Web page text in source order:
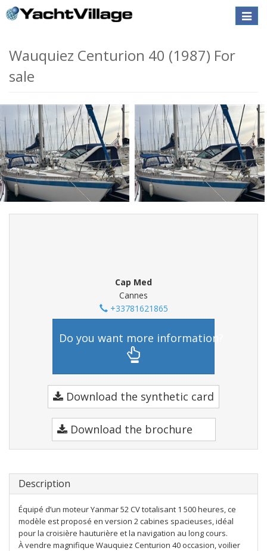
Toggle
Wauquiez Centurion 40 (1987) For
sale
Cap Med
Cannes
+33781621865
Do you want more information?
Download the synthetic card
Download the brochure
Description
Équipé d’un moteur Yanmar 52 CV totalisant 1 500 heures, ce
modèle est proposé en version 2 cabines spacieuses, idéal
pour la croisière hauturière et la navigation au long cours.
À vendre magnifique Wauquiez Centurion 40 occasion, voilier